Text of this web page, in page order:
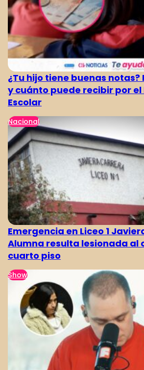
4 5 6 7
¿Tu hijo tiene buenas notas?
y cuánto puede recibir por el
Escolar
Nacional
Emergencia en Liceo 1
Alumna resulta lesionada al
cuarto piso
Show